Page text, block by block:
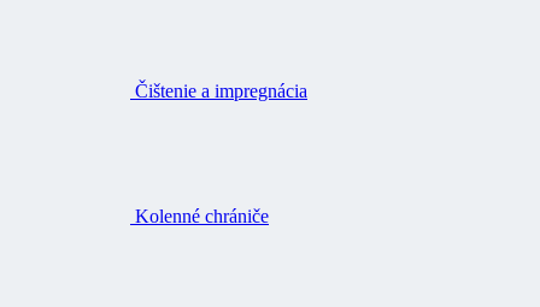
Čištenie a impregnácia
Kolenné chrániče